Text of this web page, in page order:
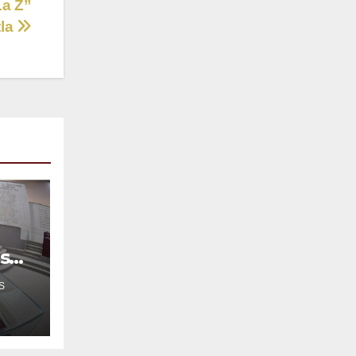
Z”